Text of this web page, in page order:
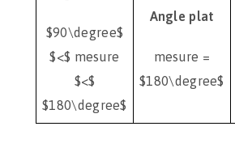
$90\degree$
$<$ mesure
$<$
$180\degree$
Angle plat
mesure =
$180\degree$